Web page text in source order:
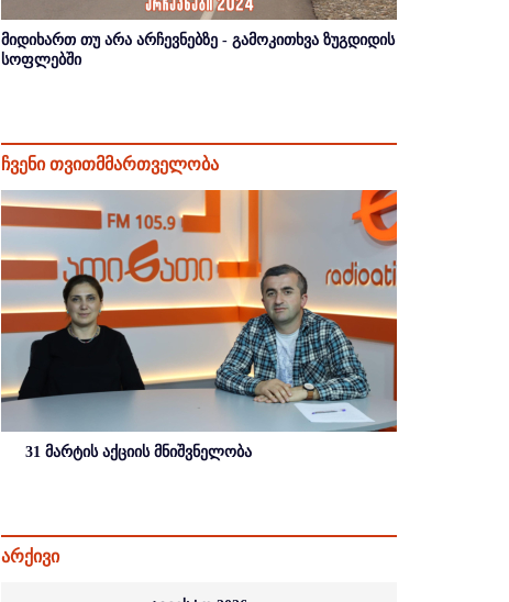
მიდიხართ თუ არა არჩევნებზე - გამოკითხვა ზუგდიდის
სოფლებში
ჩვენი თვითმმართველობა
31 მარტის აქციის მნიშვნელობა
არქივი